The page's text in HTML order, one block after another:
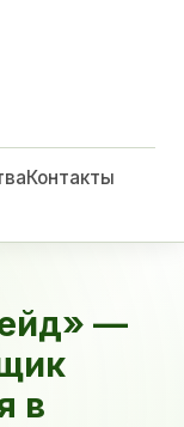
Контакты
—
в